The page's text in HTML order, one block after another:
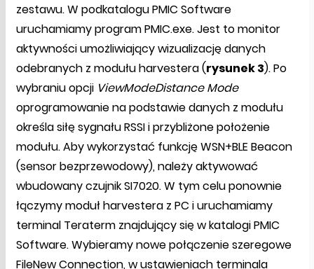
zestawu. W podkatalogu PMIC Software
uruchamiamy program PMIC.exe. Jest to monitor
aktywności umożliwiający wizualizację danych
odebranych z modułu harvestera (rysunek 3). Po
wybraniu opcji ViewModeDistance Mode
oprogramowanie na podstawie danych z modułu
określa siłę sygnału RSSI i przybliżone położenie
modułu. Aby wykorzystać funkcję WSN+BLE Beacon
(sensor bezprzewodowy), należy aktywować
wbudowany czujnik SI7020. W tym celu ponownie
łączymy moduł harvestera z PC i uruchamiamy
terminal Teraterm znajdujący się w katalogi PMIC
Software. Wybieramy nowe połączenie szeregowe
FileNew Connection, w ustawieniach terminala